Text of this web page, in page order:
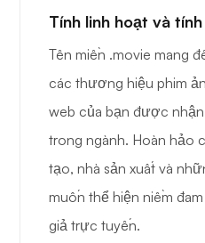
Tính linh hoạt và
Tên miền .movie mang
các thương hiệu phim
web của bạn được
trong ngành. Hoàn hảo
tạo, nhà sản xuất và
muốn thể hiện niềm
giả trực tuyến.